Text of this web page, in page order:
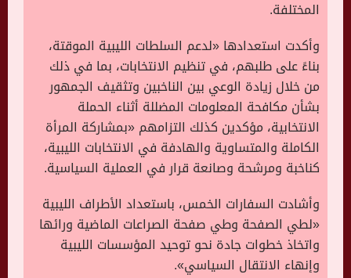
المختلفة.
وأكدت استعدادها «لدعم السلطات الليبية الموقتة،
بناءً على طلبهم، في تنظيم الانتخابات، بما في ذلك
من خلال زيادة الوعي بين الناخبين وتثقيف الجمهور
بشأن مكافحة المعلومات المضللة أثناء الحملة
الانتخابية، مؤكدين كذلك التزامهم «بمشاركة المرأة
الكاملة والمتساوية والهادفة في الانتخابات الليبية،
كناخبة ومرشحة وصانعة قرار في العملية السياسية.
وأشادت السفارات الخمس، باستعداد الأطراف الليبية
«لطي الصفحة وطي صفحة الصراعات الماضية ورائها
واتخاذ خطوات جادة نحو توحيد المؤسسات الليبية
وإنهاء الانتقال السياسي».